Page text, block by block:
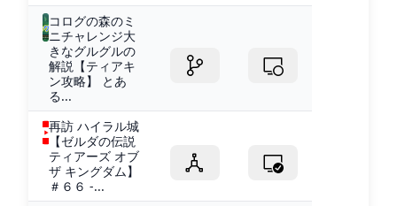
コログの森のミ
ニチャレンジ大
きなグルグルの
解説【ティアキ
ン攻略】 とあ
る...
再訪 ハイラル城
【ゼルダの伝説
ティアーズ オブ
ザ キングダム】
＃６６ -...